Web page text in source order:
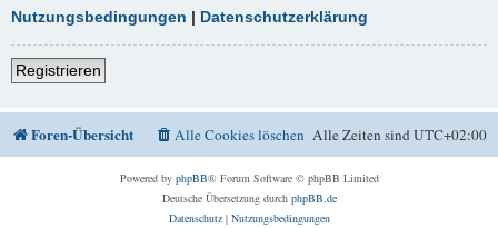
Nutzungsbedingungen | Datenschutzerklärung
Registrieren
Foren-Übersicht Alle Zeiten sindUTC+02:00
Alle Cookies löschen
Powered by phpBB® Forum Software © phpBB Limited
Deutsche Übersetzung durch phpBB.de
Datenschutz| Nutzungsbedingungen